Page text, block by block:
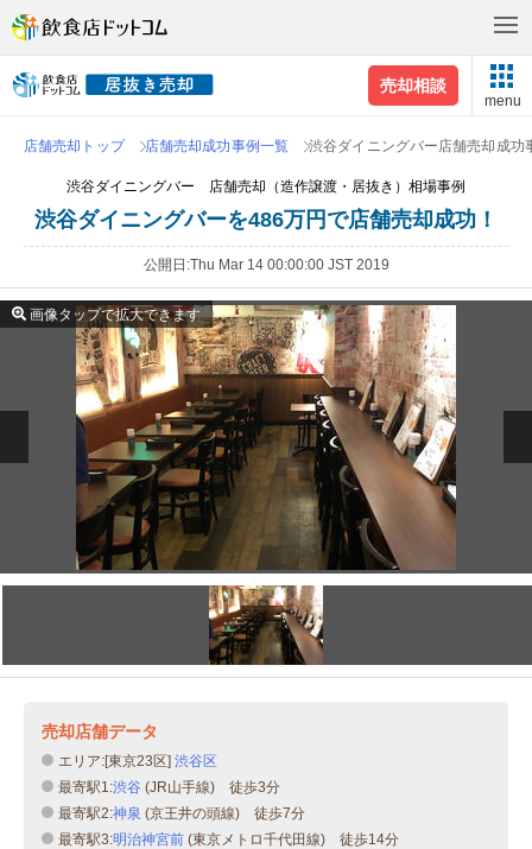
売却相談
menu
店舗売却トップ 店舗売却成功事例一覧 渋谷ダイニングバー店舗売却成功
渋谷ダイニングバー 店舗売却（造作譲渡・居抜き）相場事例
渋谷ダイニングバーを486万円で店舗売却成功！
公開日 Thu Mar 14 00:00:00 JST 2019
画像タップで拡大できます
売却店舗データ
エリア:[東京23区] 渋谷区
最寄駅1:渋谷 (JR山手線) 徒歩3分
最寄駅2:神泉 (京王井の頭線) 徒歩7分
最寄駅3:明治神宮前 (東京メトロ千代田線) 徒歩14分